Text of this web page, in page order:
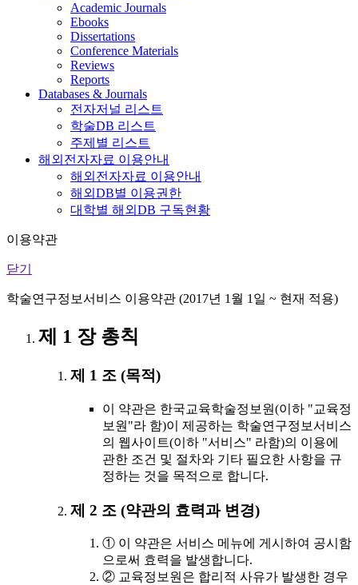
Academic Journals
Ebooks
Dissertations
Conference Materials
Reviews
Reports
Databases & Journals
전자저널 리스트
학술DB 리스트
주제별 리스트
해외전자자료 이용안내
해외전자자료 이용안내
해외DB별 이용권한
대학별 해외DB 구독현황
이용약관
닫기
학술연구정보서비스 이용약관 (2017년 1월 1일 ~ 현재 적용)
제 1 장 총칙
제 1 조 (목적)
이 약관은 한국교육학술정보원(이하 "교육정
보원"라 함)이 제공하는 학술연구정보서비스
의 웹사이트(이하 "서비스" 라함)의 이용에
관한 조건 및 절차와 기타 필요한 사항을 규
정하는 것을 목적으로 합니다.
제 2 조 (약관의 효력과 변경)
① 이 약관은 서비스 메뉴에 게시하여 공시함
으로써 효력을 발생합니다.
② 교육정보원은 합리적 사유가 발생한 경우